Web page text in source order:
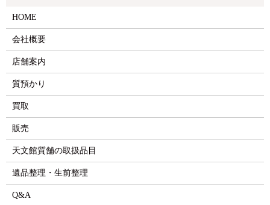
HOME
会社概要
店舗案内
質預かり
買取
販売
天文館質舗の取扱品目
遺品整理・生前整理
Q&A